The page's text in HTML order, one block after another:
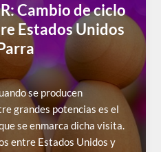
Cambio de ciclo
Estados Unidos
se producen
grandes potencias es el
se enmarca dicha visita.
entre Estados Unidos y